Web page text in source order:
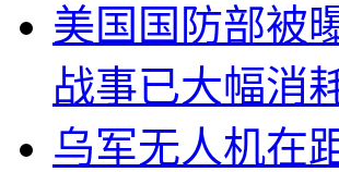
美国国防部被
战事已大幅消
乌军无人机在